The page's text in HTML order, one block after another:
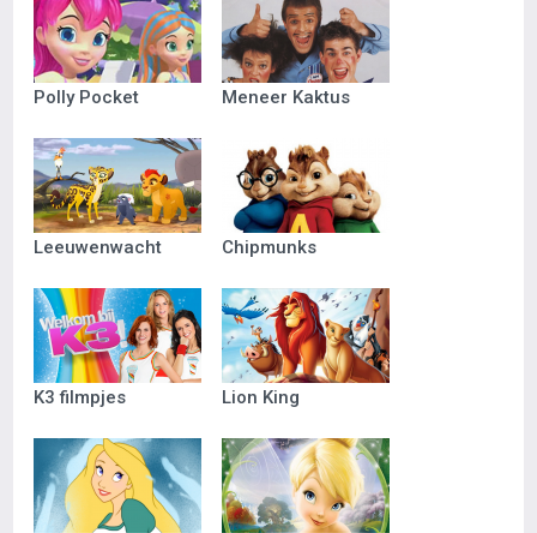
Polly Pocket Meneer Kaktus
Leeuwenwacht Chipmunks
K3 filmpjes Lion King